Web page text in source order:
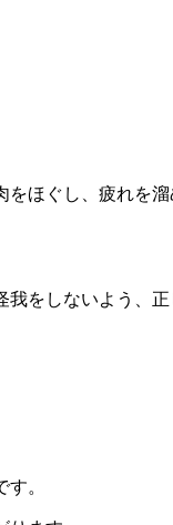
ほぐし、疲れを
をしないよう、
。